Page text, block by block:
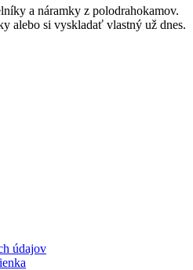
a náramky z polodrahokamov.
alebo si vyskladať vlastný už dnes.
údajov